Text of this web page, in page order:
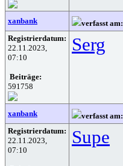
xanbank verfasst am:
Registrierdatum:
22.11.2023,
07:10
Beiträge:
591758
Serg
xanbank verfasst am:
Registrierdatum:
22.11.2023,
07:10
Supe